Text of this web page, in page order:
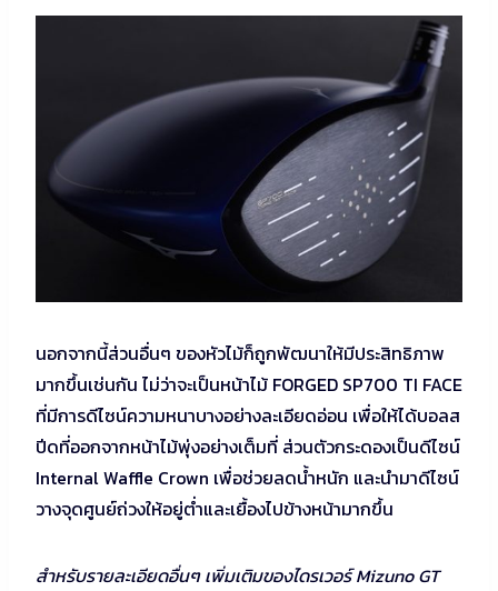
นอกจากนี้ส่วนอื่นๆ ของหัวไม้ก็ถูกพัฒนาให้มีประสิทธิภาพ
มากขึ้นเช่นกัน ไม่ว่าจะเป็นหน้าไม้ FORGED SP700 TI FACE
ที่มีการดีไซน์ความหนาบางอย่างละเอียดอ่อน เพื่อให้ได้บอลส
ปีดที่ออกจากหน้าไม้พุ่งอย่างเต็มที่ ส่วนตัวกระดองเป็นดีไซน์
Internal Waffle Crown เพื่อช่วยลดน้ำหนัก และนำมาดีไซน์
วางจุดศูนย์ถ่วงให้อยู่ต่ำและเยื้องไปข้างหน้ามากขึ้น
สำหรับรายละเอียดอื่นๆ เพิ่มเติมของไดรเวอร์ Mizuno GT